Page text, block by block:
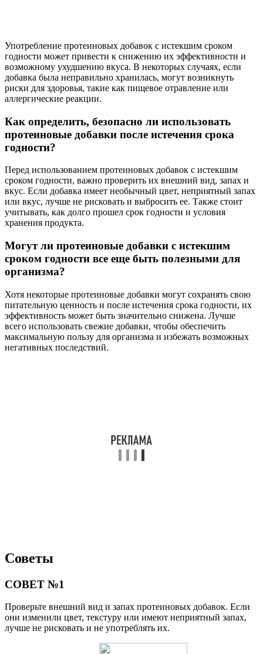
Употребление протеиновых добавок с истекшим сроком
годности может привести к снижению их эффективности и
возможному ухудшению вкуса. В некоторых случаях, если
добавка была неправильно хранилась, могут возникнуть
риски для здоровья, такие как пищевое отравление или
аллергические реакции.
Как определить, безопасно ли использовать
протеиновые добавки после истечения срока
годности?
Перед использованием протеиновых добавок с истекшим
сроком годности, важно проверить их внешний вид, запах и
вкус. Если добавка имеет необычный цвет, неприятный запах
или вкус, лучше не рисковать и выбросить ее. Также стоит
учитывать, как долго прошел срок годности и условия
хранения продукта.
Могут ли протеиновые добавки с истекшим
сроком годности все еще быть полезными для
организма?
Хотя некоторые протеиновые добавки могут сохранять свою
питательную ценность и после истечения срока годности, их
эффективность может быть значительно снижена. Лучше
всего использовать свежие добавки, чтобы обеспечить
максимальную пользу для организма и избежать возможных
негативных последствий.
Советы
СОВЕТ №1
Проверьте внешний вид и запах протеиновых добавок. Если
они изменили цвет, текстуру или имеют неприятный запах,
лучше не рисковать и не употреблять их.